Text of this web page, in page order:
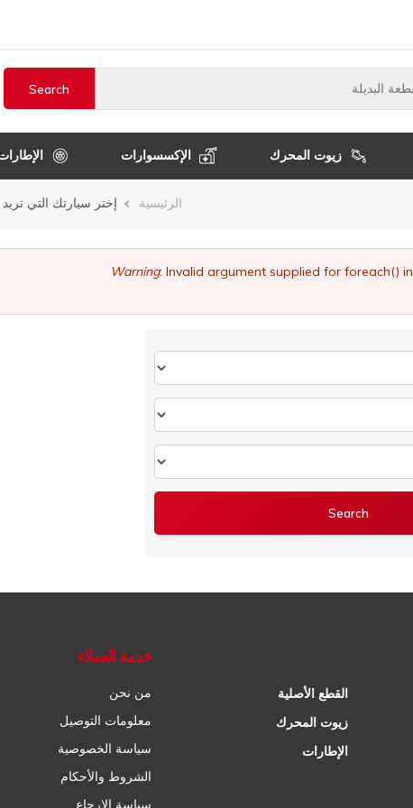
زيوت المحرك الإكسسوارات
مسار
التنقل
الرئيسية إختر سيارتك التي
Warning: Invalid argument supplied for foreach() in
القطع الأصلية
زيوت المحرك
الإطارات
خدمة العملاء
من نحن
معلومات التوصيل
سياسة الخصوصية
الشروط والأحكام
سياسة الإرجاع